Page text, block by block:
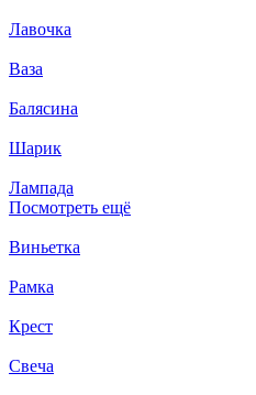
Лавочка
Ваза
Балясина
Шарик
Лампада
Посмотреть ещё
Виньетка
Рамка
Крест
Свеча